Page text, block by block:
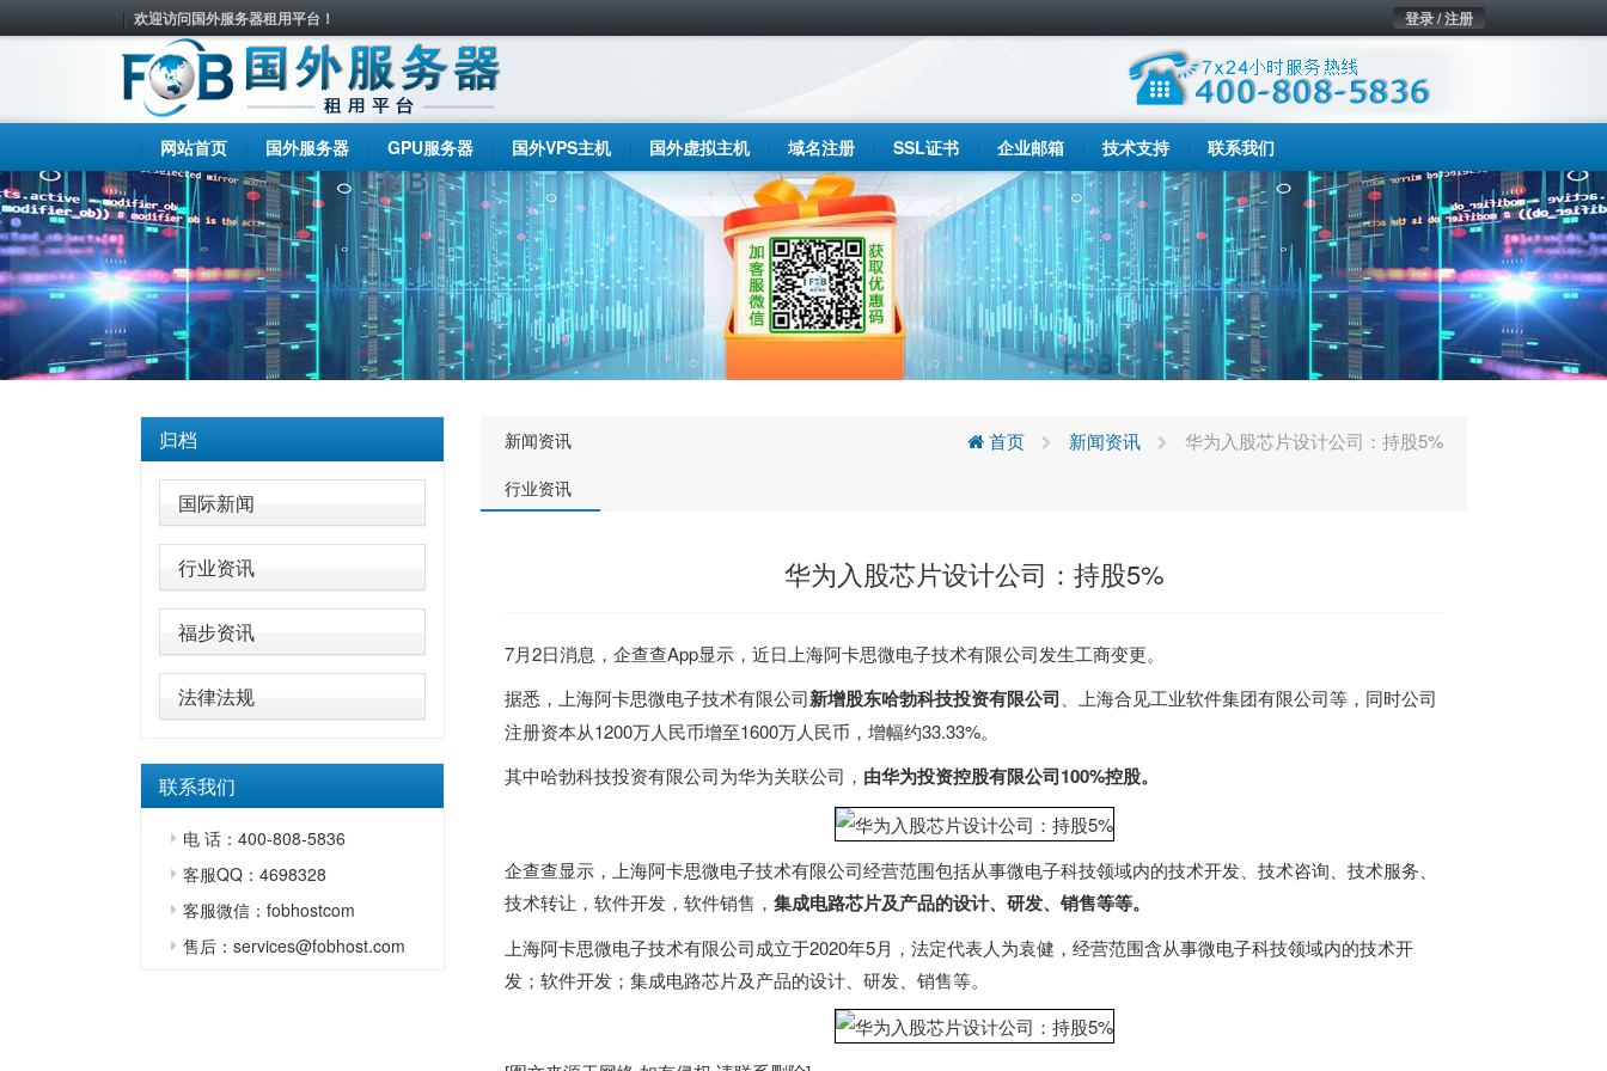
欢迎访问国外服务器租用平台！ 登录 / 注册
网站首页 国外服务器 GPU服务器 国外VPS主机 国外虚拟主机 域名注册 SSL证书 企业邮箱 技术支持 联系我们
归档
国际新闻
行业资讯
福步资讯
法律法规
联系我们
电 话：400-808-5836
客服QQ：4698328
客服微信：fobhostcom
售后：services@fobhost.com
新闻资讯
行业资讯
首页 新闻资讯 华为入股芯片设计公司：持股5%
华为入股芯片设计公司：持股5%
7月2日消息，企查查App显示，近日上海阿卡思微电子技术有限公司发生工商变更。
据悉，上海阿卡思微电子技术有限公司新增股东哈勃科技投资有限公司 、上海合见工业软件集团有限公司等，同时公司
注册资本从1200万人民币增至1600万人民币，增幅约33.33%。
其中哈勃科技投资有限公司为华为关联公司， 由华为投资控股有限公司100%控股。
企查查显示，上海阿卡思微电子技术有限公司经营范围包括从事微电子科技领域内的技术开发、技术咨询、技术服务、
技术转让，软件开发，软件销售， 集成电路芯片及产品的设计、研发、销售等等。
上海阿卡思微电子技术有限公司成立于2020年5月，法定代表人为袁健，经营范围含从事微电子科技领域内的技术开
发；软件开发；集成电路芯片及产品的设计、研发、销售等。